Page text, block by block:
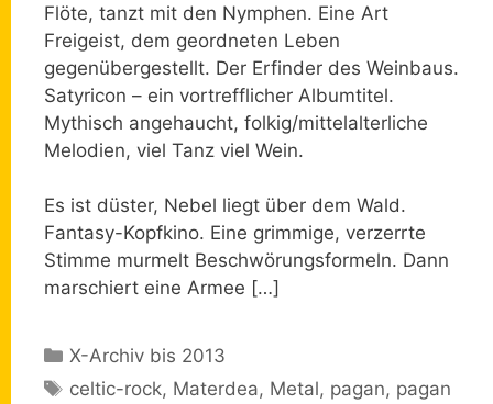
Flöte, tanzt mit den Nymphen. Eine Art
Freigeist, dem geordneten Leben
gegenübergestellt. Der Erfinder des Weinbaus.
Satyricon – ein vortrefflicher Albumtitel.
Mythisch angehaucht, folkig/mittelalterliche
Melodien, viel Tanz viel Wein.
Es ist düster, Nebel liegt über dem Wald.
Fantasy-Kopfkino. Eine grimmige, verzerrte
Stimme murmelt Beschwörungsformeln. Dann
marschiert eine Armee […]
Kategorien
X-Archiv bis 2013
Schlagwörter
celtic-rock, Materdea, Metal, pagan, pagan